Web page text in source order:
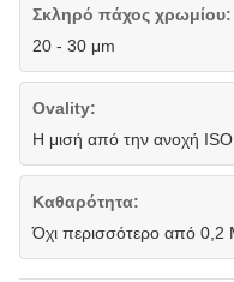
Σκληρό πάχος χρωμίου:
20 - 30 μm
Ovality:
Η μισή από την ανοχή
Καθαρότητα:
Όχι περισσότερο από 0,2